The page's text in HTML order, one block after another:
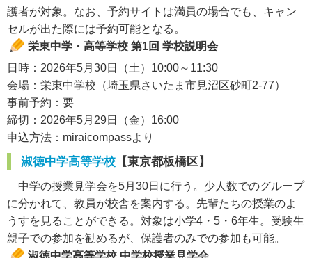
護者が対象。なお、予約サイトは満員の場合でも、キャン
セルが出た際には予約可能となる。
栄東中学・高等学校 第1回 学校説明会
日時：2026年5月30日（土）10:00～11:30
会場：栄東中学校（埼玉県さいたま市見沼区砂町2-77）
事前予約：要
締切：2026年5月29日（金）16:00
申込方法：miraicompassより
淑徳中学高等学校 【東京都板橋区】
中学の授業見学会を5月30日に行う。少人数でのグループ
に分かれて、教員が校舎を案内する。先輩たちの授業のよ
うすを見ることができる。対象は小学4・5・6年生。受験生
親子での参加を勧めるが、保護者のみでの参加も可能。
淑徳中学高等学校 中学校授業見学会